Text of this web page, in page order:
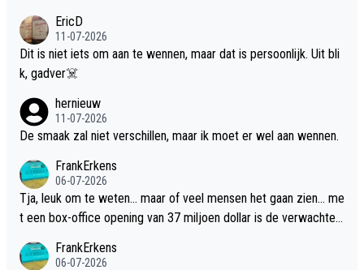
EricD
11-07-2026
Dit is niet iets om aan te wennen, maar dat is persoonlijk. Uit bli
k, gadver☠️
hernieuw
11-07-2026
De smaak zal niet verschillen, maar ik moet er wel aan wennen.
FrankErkens
06-07-2026
Tja, leuk om te weten... maar of veel mensen het gaan zien... me
t een box-office opening van 37 miljoen dollar is de verwachte
FrankErkens
06-07-2026